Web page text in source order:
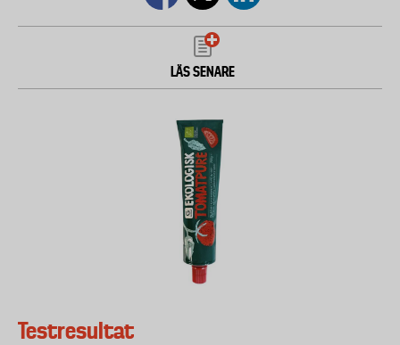
LÄS SENARE
Testresultat